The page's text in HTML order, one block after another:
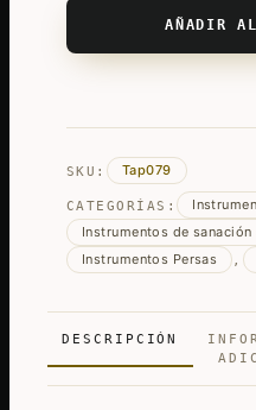
AÑADIR
SKU: Tap079
CATEGORÍAS:
Instrumentos de
Instrumentos Persas ,
DESCRIPCIÓN